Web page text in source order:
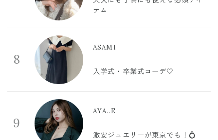
テム
8
ASAMI
入学式・卒業式コーデ🤍
9
AYA..E
激安ジュエリーが東京でも！💍